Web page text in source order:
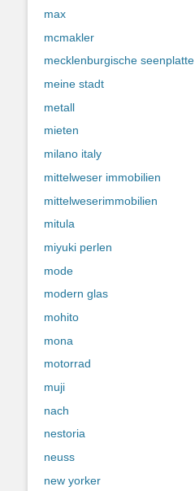
max
mcmakler
mecklenburgische seenplatte
meine stadt
metall
mieten
milano italy
mittelweser immobilien
mittelweserimmobilien
mitula
miyuki perlen
mode
modern glas
mohito
mona
motorrad
muji
nach
nestoria
neuss
new yorker